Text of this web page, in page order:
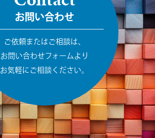
お問い合わせ
ご依頼またはご相談は、
お問い合わせフォームより
お気軽にご相談ください。